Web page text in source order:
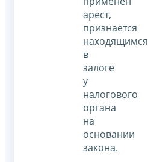
арест,
признается
находящимся
в
залоге
у
налогового
органа
на
основании
закона.